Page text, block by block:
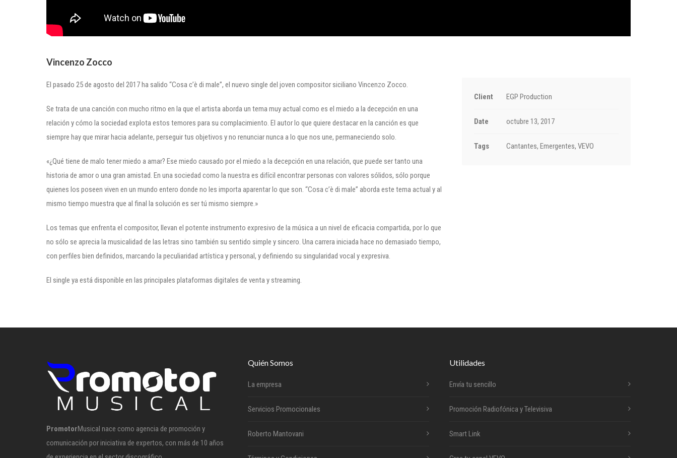
Vincenzo Zocco
El pasado 25 de agosto del 2017 ha salido “Cosa c’è di male”, el nuevo single del joven compositor siciliano Vincenzo Zocco.
Se trata de una canción con mucho ritmo en la que el artista aborda un tema muy actual como es el miedo a la decepción en una
relación y cómo la sociedad explota estos temores para su complacimiento. El autor lo que quiere destacar en la canción es que
siempre hay que mirar hacia adelante, perseguir tus objetivos y no renunciar nunca a lo que nos une, permaneciendo solo.
«¿Qué tiene de malo tener miedo a amar? Ese miedo causado por el miedo a la decepción en una relación, que puede ser tanto una
historia de amor o una gran amistad. En una sociedad como la nuestra es difícil encontrar personas con valores sólidos, sólo porque
quienes los poseen viven en un mundo entero donde no les importa aparentar lo que son. “Cosa c’è di male” aborda este tema actual y al
mismo tiempo muestra que al final la solución es ser tú mismo siempre.»
Los temas que enfrenta el compositor, llevan el potente instrumento expresivo de la música a un nivel de eficacia compartida, por lo que
no sólo se aprecia la musicalidad de las letras sino también su sentido simple y sincero. Una carrera iniciada hace no demasiado tiempo,
con perfiles bien definidos, marcando la peculiaridad artística y personal, y definiendo su singularidad vocal y expresiva.
El single ya está disponible en las principales plataformas digitales de venta y streaming.
Client EGP Production
Date octubre 13, 2017
Tags Cantantes, Emergentes, VEVO
PromotorMusical nace como agencia de promoción y
comunicación por iniciativa de expertos, con más de 10 años
Quién Somos
La empresa
Servicios Promocionales
Roberto Mantovani
Utilidades
Envía tu sencillo
Promoción Radiofónica y Televisiva
Smart Link